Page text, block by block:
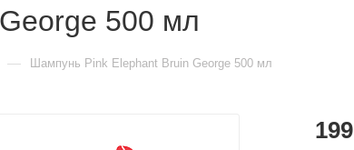
500 мл
— Шампунь Pink Elephant Bruin George 500 мл